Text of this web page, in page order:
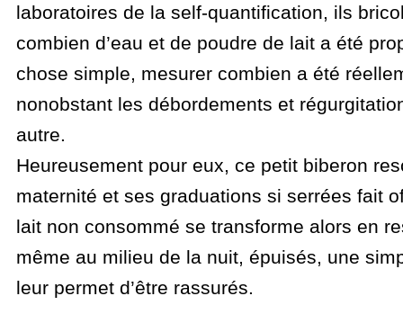
laboratoires de la self-quantification, ils
combien d’eau et de poudre de lait a été
chose simple, mesurer combien a été
nonobstant les débordements et
autre.
Heureusement pour eux, ce petit biberon
maternité et ses graduations si serrées fait
lait non consommé se transforme alors en
même au milieu de la nuit, épuisés, une
leur permet d’être rassurés.